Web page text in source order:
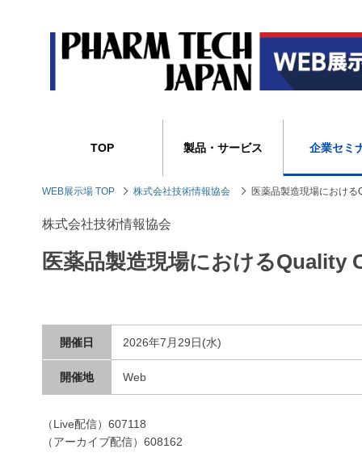
TOP 製品・サービス 企業セミ
WEB展示場 TOP 株式会社技術情報協会 医薬品製造現場におけ
株式会社技術情報協会
医薬品製造現場におけるQuality
開催日 2026年7月29日(水)
開催地 Web
（Live配信）607118
（アーカイブ配信）608162